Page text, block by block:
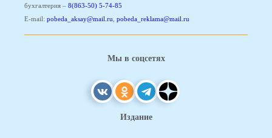
бухгалтерия – 8(863-50) 5-74-85
E-mail: pobeda_aksay@mail.ru pobeda_reklama@mail.ru
Мы в соцсетях
Издание